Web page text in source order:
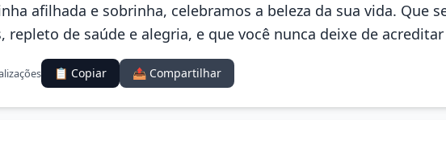
afilhada e sobrinha, celebramos a beleza da sua vida. Que
repleto de saúde e alegria, e que você nunca deixe de
📋 Copiar 📤 Compartilhar